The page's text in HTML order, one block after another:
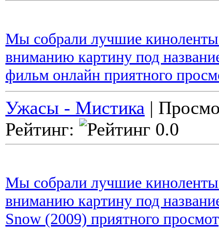
Мы собрали лучшие киноленты
вниманию картину под
фильм онлайн приятного
Ужасы - Мистика |
Рейтинг:
Мы собрали лучшие киноленты
вниманию картину под
Snow (2009) приятного